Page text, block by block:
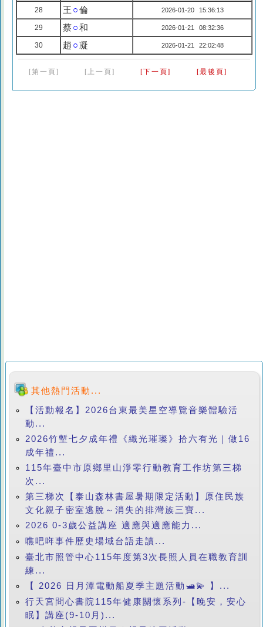
28 王 ○倫 2026-01-20 15:36:13
29 蔡○和 2026-01-21 08:32:36
30 趙 ○凝 2026-01-21 22:02:48
[第一頁] [上一頁] [下一頁] [最後頁]
其他熱門活動...
【活動報名】2026台東最美星空導覽音樂體驗活
動...
2026竹塹七夕成年禮《織光璀璨》拾六有光｜做16
成年禮...
115年臺中市原鄉里山淨零行動教育工作坊第三梯
次...
第三梯次【泰山森林書屋暑期限定活動】原住民族
文化親子密室逃脫～消失的排灣族三寶...
2026 0-3歲公益講座 適應與適應能力...
噍吧哖事件歷史場域台語走讀...
臺北市照管中心115年度第3次長照人員在職教育訓
練...
【 2026 日月潭電動船夏季主題活動🛥️💫 】...
行天宮問心書院115年健康關懷系列-【晚安，安心
眠】講座(9-10月)...